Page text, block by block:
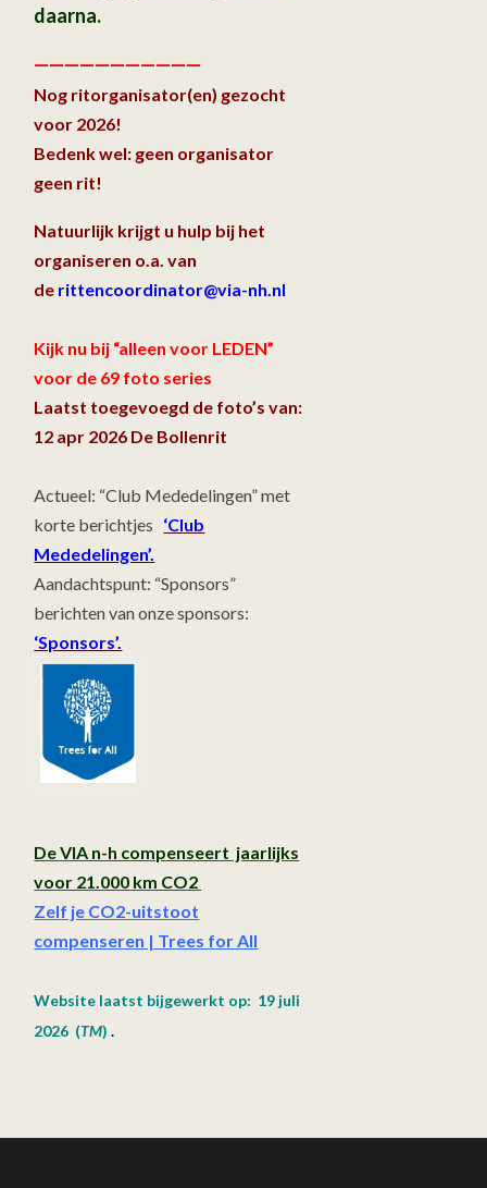
daarna.
———————————
Nog ritorganisator(en) gezocht
voor 2026!
Bedenk wel: geen organisator
geen rit!
Natuurlijk krijgt u hulp bij het
organiseren o.a. van
de rittencoordinator@via-nh.nl
Kijk nu bij “alleen voor LEDEN”
voor de 69 foto series
Laatst toegevoegd de foto’s van:
12 apr 2026 De Bollenrit
Actueel: “Club Mededelingen” met
korte berichtjes ‘Club
Mededelingen’.
Aandachtspunt: “Sponsors”
berichten van onze sponsors:
‘Sponsors’.
De VIA n-h compenseert jaarlijks
voor 21.000 km CO2
Zelf je CO2-uitstoot
compenseren | Trees for All
Website laatst bijgewerkt op: 19 juli
2026 (TM) .